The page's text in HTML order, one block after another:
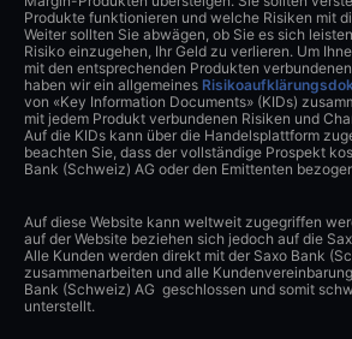
Produkte funktionieren und welche Risiken mit
Weiter sollten Sie abwägen, ob Sie es sich
Risiko einzugehen, Ihr Geld zu verlieren. Um
mit den entsprechenden Produkten
haben wir ein allgemeines
von «Key Information Documents» (KIDs)
mit jedem Produkt verbundenen Risiken und
Auf die KIDs kann über die Handelsplattform
beachten Sie, dass der vollständige Prospekt
Bank (Schweiz) AG oder den Emittenten
Auf diese Website kann weltweit zugegriffen
auf der Website beziehen sich jedoch auf die
Alle Kunden werden direkt mit der Saxo Bank
zusammenarbeiten und alle
Bank (Schweiz) AG geschlossen und somit
unterstellt.